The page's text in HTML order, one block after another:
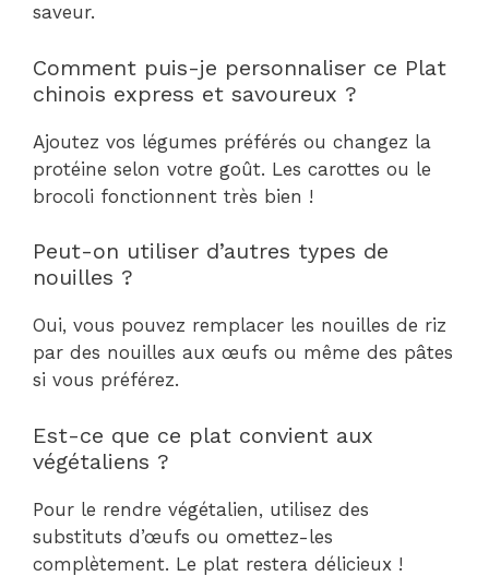
saveur.
Comment puis-je personnaliser ce Plat
chinois express et savoureux ?
Ajoutez vos légumes préférés ou changez la
protéine selon votre goût. Les carottes ou le
brocoli fonctionnent très bien !
Peut-on utiliser d’autres types de
nouilles ?
Oui, vous pouvez remplacer les nouilles de riz
par des nouilles aux œufs ou même des pâtes
si vous préférez.
Est-ce que ce plat convient aux
végétaliens ?
Pour le rendre végétalien, utilisez des
substituts d’œufs ou omettez-les
complètement. Le plat restera délicieux !